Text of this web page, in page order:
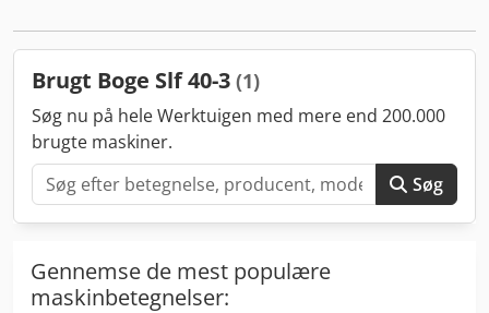
Brugt Boge Slf 40-3 (1)
Søg nu på hele Werktuigen med mere end 200.000
brugte maskiner.
Søg
Gennemse de mest populære
maskinbetegnelser: